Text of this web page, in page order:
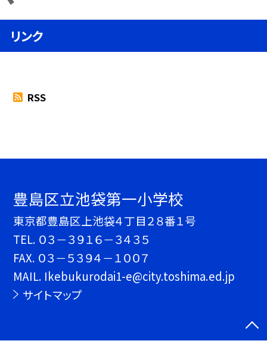
リンク
RSS
豊島区立池袋第一小学校
東京都豊島区上池袋４丁目２８番１号
TEL. ０３－３９１６－３４３５
FAX. ０３－５３９４－１００７
MAIL. Ikebukurodai1-e@city.toshima.ed.jp
サイトマップ